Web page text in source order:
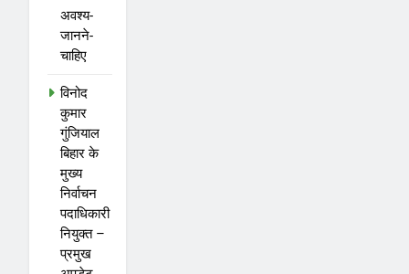
अवश्य-
जानने-
चाहिए
विनोद
कुमार
गुंजियाल
बिहार के
मुख्य
निर्वाचन
पदाधिकारी
नियुक्त –
प्रमुख